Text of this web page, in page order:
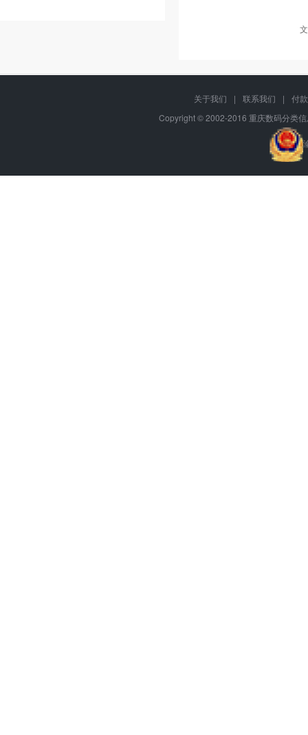
关于我们 | 联系我们 |
付
Copyright © 2002-2016 重庆数码分类